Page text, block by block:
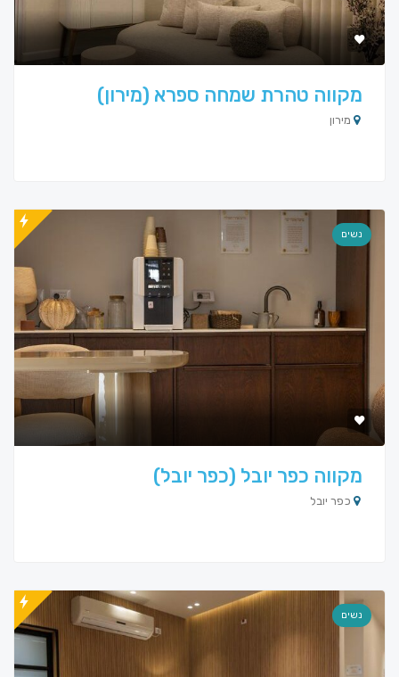
מקווה טהרת שמחה ספרא (מירון)
מירון
נשים
מקווה כפר יובל (כפר יובל)
כפר יובל
נשים